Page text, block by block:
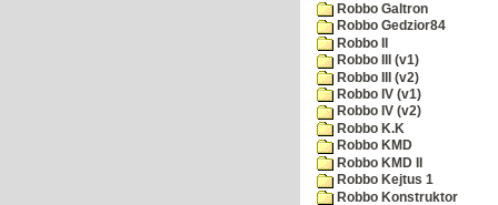
Robbo Galtron
Robbo Gedzior84
Robbo II
Robbo III (v1)
Robbo III (v2)
Robbo IV (v1)
Robbo IV (v2)
Robbo K.K
Robbo KMD
Robbo KMD II
Robbo Kejtus 1
Robbo Konstruktor